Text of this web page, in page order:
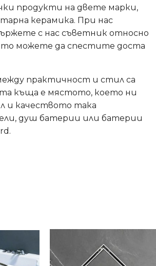
продукти на двете марки,
керамика. При нас
с нас съветник относно
можете да спестите доста
практичност и стил са
къща е мястото, което ни
и качеството така
душ батерии или батерии